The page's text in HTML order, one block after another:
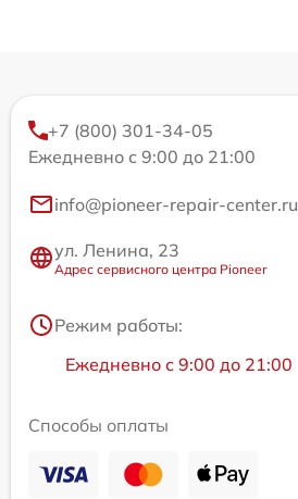
+7 (800) 301-34-05
Ежедневно с 9:00 до 21:00
info@pioneer-repair-center.ru
ул. Ленина, 23
Адрес сервисного центра Pioneer
Режим работы:
Ежедневно с 9:00 до 21:00
Способы оплаты